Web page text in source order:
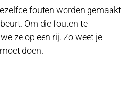
fouten worden gemaakt
Om die fouten te
ze op een rij. Zo weet je
doen.